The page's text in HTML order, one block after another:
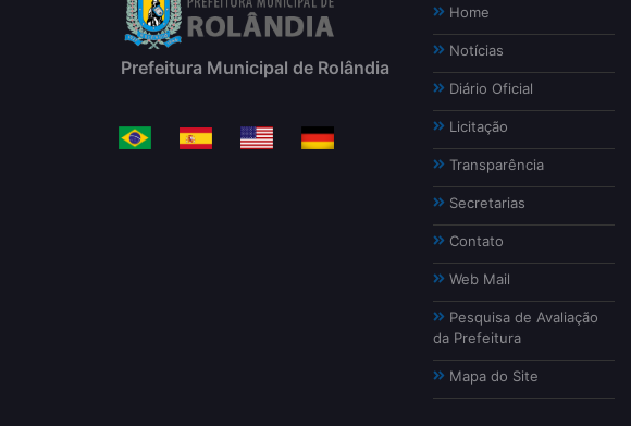
Prefeitura Municipal de Rolândia
Home
Notícias
Diário Oficial
Licitação
Transparência
Secretarias
Contato
Web Mail
Pesquisa de Avaliação
da Prefeitura
Mapa do Site